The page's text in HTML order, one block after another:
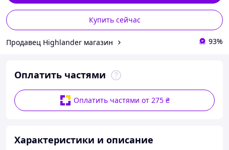
Купить сейчас
Продавец Highlander магазин 93%
Оплатить частями
Оплатить частями от 275 ₴
Характеристики и описание